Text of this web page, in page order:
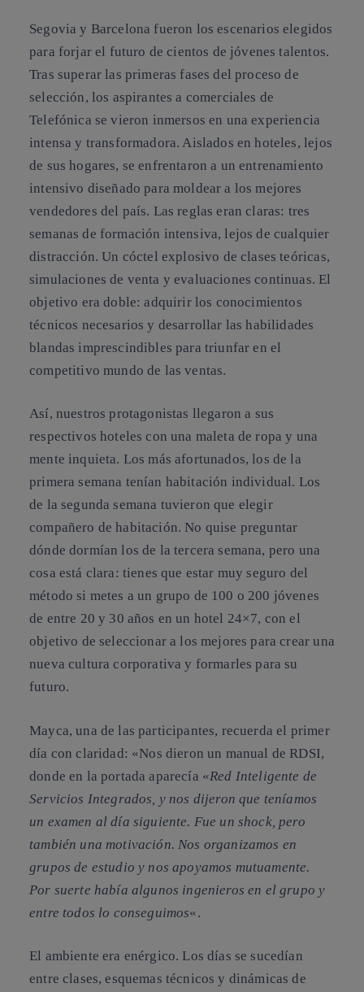
Segovia y Barcelona fueron los escenarios elegidos
para forjar el futuro de cientos de jóvenes talentos.
Tras superar las primeras fases del proceso de
selección, los aspirantes a comerciales de
Telefónica se vieron inmersos en una experiencia
intensa y transformadora. Aislados en hoteles, lejos
de sus hogares, se enfrentaron a un entrenamiento
intensivo diseñado para moldear a los mejores
vendedores del país. Las reglas eran claras: tres
semanas de formación intensiva, lejos de cualquier
distracción. Un cóctel explosivo de clases teóricas,
simulaciones de venta y evaluaciones continuas. El
objetivo era doble: adquirir los conocimientos
técnicos necesarios y desarrollar las habilidades
blandas imprescindibles para triunfar en el
competitivo mundo de las ventas.
Así, nuestros protagonistas llegaron a sus
respectivos hoteles con una maleta de ropa y una
mente inquieta. Los más afortunados, los de la
primera semana tenían habitación individual. Los
de la segunda semana tuvieron que elegir
compañero de habitación. No quise preguntar
dónde dormían los de la tercera semana, pero una
cosa está clara: tienes que estar muy seguro del
método si metes a un grupo de 100 o 200 jóvenes
de entre 20 y 30 años en un hotel 24×7, con el
objetivo de seleccionar a los mejores para crear una
nueva cultura corporativa y formarles para su
futuro.
Mayca, una de las participantes, recuerda el primer
día con claridad: «Nos dieron un manual de RDSI,
donde en la portada aparecía «Red Inteligente de
Servicios Integrados, y nos dijeron que teníamos
un examen al día siguiente. Fue un shock, pero
también una motivación. Nos organizamos en
grupos de estudio y nos apoyamos mutuamente.
Por suerte había algunos ingenieros en el grupo y
entre todos lo conseguimos«.
El ambiente era enérgico. Los días se sucedían
entre clases, esquemas técnicos y dinámicas de